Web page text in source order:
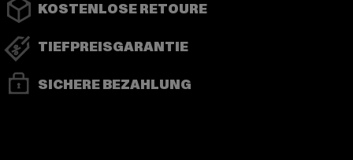
KOSTENLOSE RETOURE
TIEFPREISGARANTIE
SICHERE BEZAHLUNG